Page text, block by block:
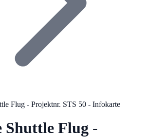
Flug - Projektnr. STS 50 - Infokarte
Shuttle Flug -